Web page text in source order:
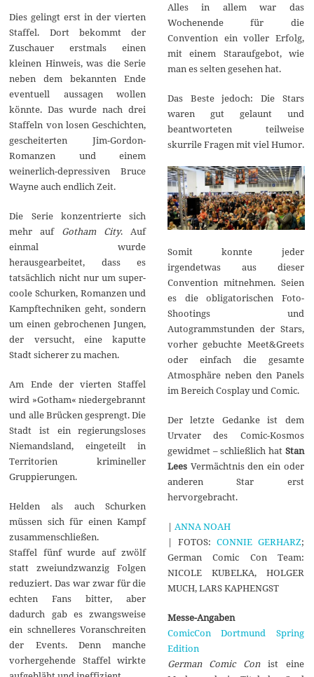
Dies gelingt erst in der vierten
Staffel. Dort bekommt der
Zuschauer erstmals einen
kleinen Hinweis, was die Serie
neben dem bekannten Ende
eventuell aussagen wollen
könnte. Das wurde nach drei
Staffeln von losen Geschichten,
gescheiterten Jim-Gordon-
Romanzen und einem
weinerlich-depressiven Bruce
Wayne auch endlich Zeit.
Die Serie konzentrierte sich
mehr auf Gotham City. Auf
einmal wurde
herausgearbeitet, dass es
tatsächlich nicht nur um super-
coole Schurken, Romanzen und
Kampftechniken geht, sondern
um einen gebrochenen Jungen,
der versucht, eine kaputte
Stadt sicherer zu machen.
Am Ende der vierten Staffel
wird »Gotham« niedergebrannt
und alle Brücken gesprengt. Die
Stadt ist ein regierungsloses
Niemandsland, eingeteilt in
Territorien krimineller
Gruppierungen.
Helden als auch Schurken
müssen sich für einen Kampf
zusammenschließen.
Staffel fünf wurde auf zwölf
statt zweiundzwanzig Folgen
reduziert. Das war zwar für die
echten Fans bitter, aber
dadurch gab es zwangsweise
ein schnelleres Voranschreiten
der Events. Denn manche
vorhergehende Staffel wirkte
Alles in allem war das
Wochenende für die
Convention ein voller Erfolg,
mit einem Staraufgebot, wie
man es selten gesehen hat.
Das Beste jedoch: Die Stars
waren gut gelaunt und
beantworteten teilweise
skurrile Fragen mit viel Humor.
Somit konnte jeder
irgendetwas aus dieser
Convention mitnehmen. Seien
es die obligatorischen Foto-
Shootings und
Autogrammstunden der Stars,
vorher gebuchte Meet&Greets
oder einfach die gesamte
Atmosphäre neben den Panels
im Bereich Cosplay und Comic.
Der letzte Gedanke ist dem
Urvater des Comic-Kosmos
gewidmet – schließlich hat Stan
LeesVermächtnis den ein oder
anderen Star erst
hervorgebracht.
| ANNA NOAH
| FOTOS: CONNIE GERHARZ;
German Comic Con Team:
NICOLE KUBELKA, HOLGER
MUCH, LARS KAPHENGST
Messe-Angaben
ComicCon Dortmund Spring
Edition
German Comic Conist eine